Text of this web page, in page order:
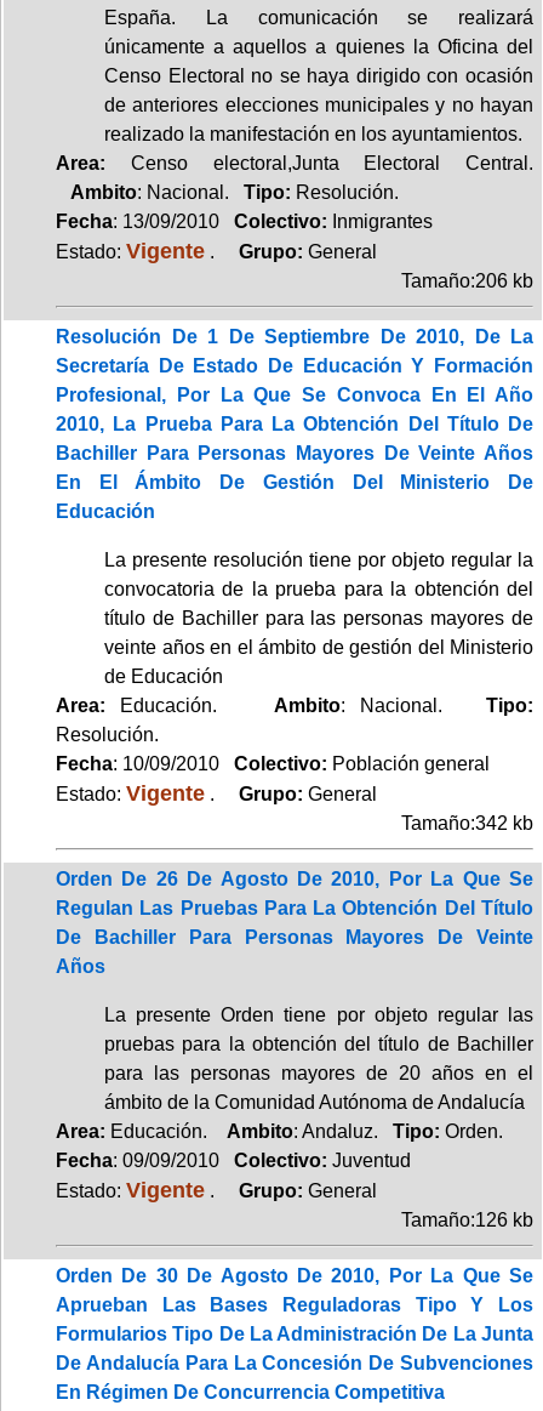
España. La comunicación se realizará
únicamente a aquellos a quienes la Oficina del
Censo Electoral no se haya dirigido con ocasión
de anteriores elecciones municipales y no hayan
realizado la manifestación en los ayuntamientos.
Area: Censo electoral,Junta Electoral Central.
Ambito: Nacional. Tipo: Resolución.
Fecha: 13/09/2010 Colectivo: Inmigrantes
Estado: Vigente . Grupo: General
Tamaño:206 kb
Resolución De 1 De Septiembre De 2010, De La
Secretaría De Estado De Educación Y Formación
Profesional, Por La Que Se Convoca En El Año
2010, La Prueba Para La Obtención Del Título De
Bachiller Para Personas Mayores De Veinte Años
En El Ámbito De Gestión Del Ministerio De
Educación
La presente resolución tiene por objeto regular la
convocatoria de la prueba para la obtención del
título de Bachiller para las personas mayores de
veinte años en el ámbito de gestión del Ministerio
de Educación
Area: Educación.Ambito: Nacional.Tipo:
Resolución.
Fecha: 10/09/2010 Colectivo: Población general
Estado: Vigente . Grupo: General
Tamaño:342 kb
Orden De 26 De Agosto De 2010, Por La Que Se
Regulan Las Pruebas Para La Obtención Del Título
De Bachiller Para Personas Mayores De Veinte
Años
La presente Orden tiene por objeto regular las
pruebas para la obtención del título de Bachiller
para las personas mayores de 20 años en el
ámbito de la Comunidad Autónoma de Andalucía
Area: Educación. Ambito: Andaluz. Tipo: Orden.
Fecha: 09/09/2010 Colectivo: Juventud
Estado: Vigente . Grupo: General
Tamaño:126 kb
Orden De 30 De Agosto De 2010, Por La Que Se
Aprueban Las Bases Reguladoras Tipo Y Los
Formularios Tipo De La Administración De La Junta
De Andalucía Para La Concesión De Subvenciones
En Régimen De Concurrencia Competitiva